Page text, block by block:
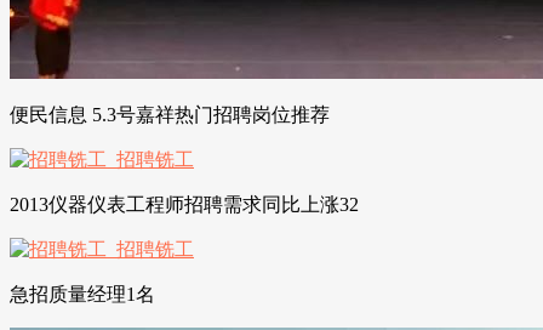
便民信息 5.3号嘉祥热门招聘岗位推荐
2013仪器仪表工程师招聘需求同比上涨32
急招质量经理1名